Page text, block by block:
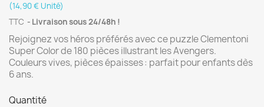
(14,90 € Unité)
TTC
Livraison sous 24/48h !
Rejoignez vos héros préférés avec ce puzzle Clementoni
Super Color de 180 pièces illustrant les Avengers.
Couleurs vives, pièces épaisses : parfait pour enfants dès
6 ans.
Quantité